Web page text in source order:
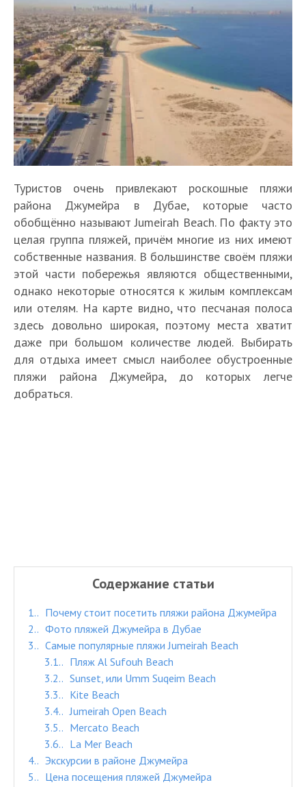
Туристов очень привлекают роскошные пляжи
района Джумейра в Дубае, которые часто
обобщённо называют Jumeirah Beach. По факту это
целая группа пляжей, причём многие из них имеют
собственные названия. В большинстве своём пляжи
этой части побережья являются общественными,
однако некоторые относятся к жилым комплексам
или отелям. На карте видно, что песчаная полоса
здесь довольно широкая, поэтому места хватит
даже при большом количестве людей. Выбирать
для отдыха имеет смысл наиболее обустроенные
пляжи района Джумейра, до которых легче
добраться.
Содержание статьи
1.
Почему стоит посетить пляжи района Джумейра
2.
Фото пляжей Джумейра в Дубае
3.
Самые популярные пляжи Jumeirah Beach
3.1.
Пляж Al Sufouh Beach
3.2.
Sunset, или Umm Suqeim Beach
3.3.
Kite Beach
3.4.
Jumeirah Open Beach
3.5.
Mercato Beach
3.6.
La Mer Beach
4.
Экскурсии в районе Джумейра
5.
Цена посещения пляжей Джумейра